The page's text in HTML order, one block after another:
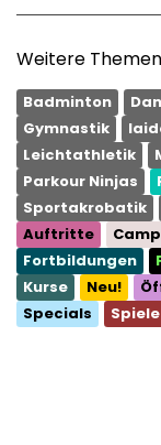
Weitere Themen
Badminton
Gymnastik
Leichtathletik
Parkour Ninjas
Sportakrobatik
Auftritte
Fortbildungen
Kurse
Neu!
Specials
Spiele